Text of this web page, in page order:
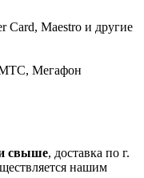
Card, Maestro и другие
МТС, Мегафон
свыше, доставка по г.
нашим